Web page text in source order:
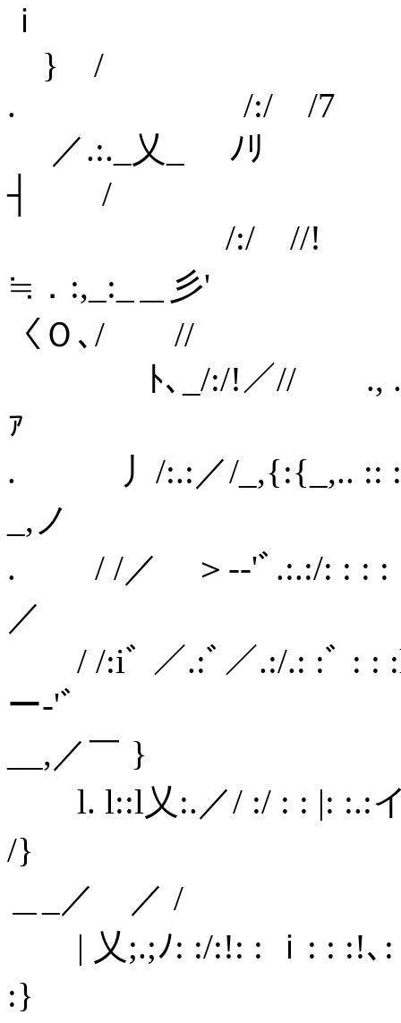
ｉ ,
} /
. /:/
／.:._乂_
┤ /
/:/ //! {
≒．:,_:_
〈Ｏ､/ //
ﾄ､_/:/!／// ., .
ｧ / 仏イ
. 丿/:.:／/_,{:{_,.. :: : : :
_,ノ i {i{i
. / /／ ＞‐‐'ﾞ.:.:/: :
／ { №
/ /:iﾞ ／.:ﾞ／.:/.: :ﾞ : :
ー‐'
__,／￣ }
l. l::l乂:.／/ :/ : : |: :.:
/} r
＿_／ ／ /
| 乂;.;ﾉ: :/:!: : ｉ: : :!､:
:} 〈